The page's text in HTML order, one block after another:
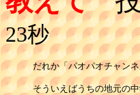
23秒
だれか「パオパオチャン
そういえばうちの地元の